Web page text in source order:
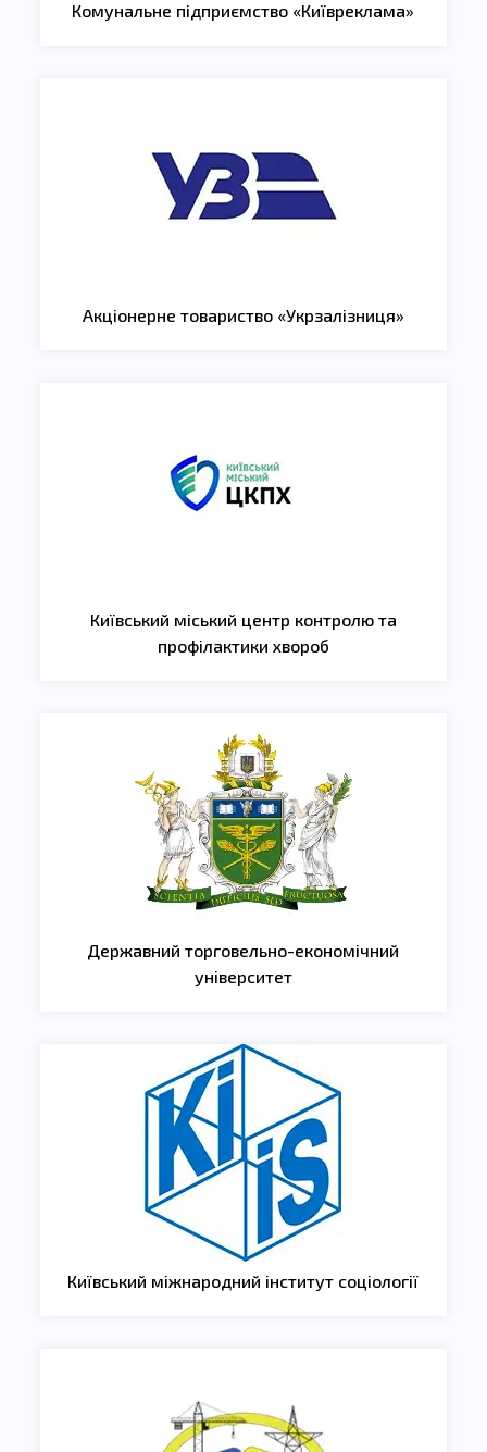
Комунальне підприємство «Київреклама»
Акціонерне товариство «Укрзалізниця»
Київський міський центр контролю та
профілактики хвороб
Державний торговельно-економічний
університет
Київський міжнародний інститут соціології